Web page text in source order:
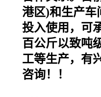
港区)和生产车
投入使用，可
百公斤以致吨
工等生产，有
咨询！！